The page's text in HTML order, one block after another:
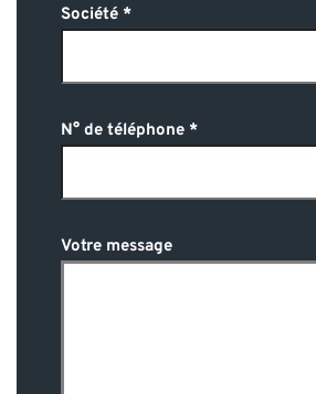
Société
N° de téléphone
Votre message